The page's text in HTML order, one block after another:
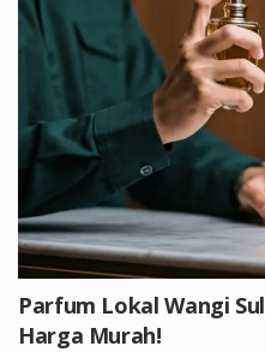
Parfum Lokal Wangi
Harga Murah!